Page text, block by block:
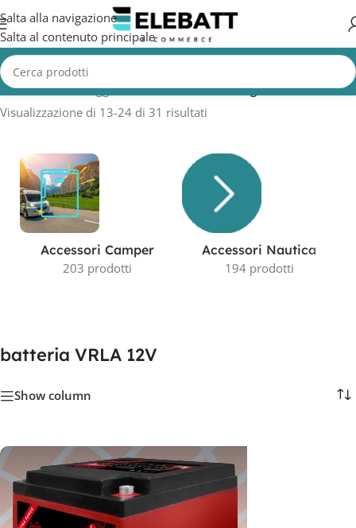
Salta alla navigazione
Salta al contenuto principale
Home/Prodotti taggati “batteria VRLA 12V”/Pagina 2
Visualizzazione di 13-24 di 31 risultati
Accessori Camper
203 prodotti
Accessori Nautica
194 prodotti
batteria VRLA 12V
Show column